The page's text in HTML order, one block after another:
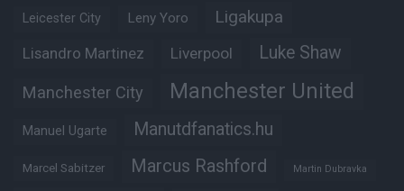
Leicester City Leny Yoro Ligakupa
Lisandro Martinez Liverpool Luke Shaw
Manchester City Manchester United
Manuel Ugarte Manutdfanatics.hu
Marcel Sabitzer Marcus Rashford Martin Dubravka